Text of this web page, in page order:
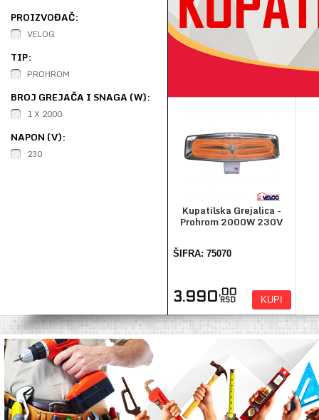
PROIZVOĐAČ:
VELOG
TIP:
PROHROM
BROJ GREJAČA I SNAGA (W):
1 X 2000
NAPON (V):
230
Kupatilska Grejalica -
Prohrom 2000W 230V
ŠIFRA: 75070
3.990,00
RSD KUPI